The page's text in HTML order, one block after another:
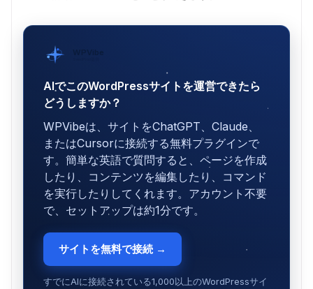
WPVibe
AIでこのWordPressサイトを運営できたら
どうしますか？
WPVibeは、サイトをChatGPT、Claude、
またはCursorに接続する無料プラグインで
す。簡単な英語で質問すると、ページを作成
したり、コンテンツを編集したり、コマンド
を実行したりしてくれます。アカウント不要
で、セットアップは約1分です。
サイトを無料で接続 →
すでにAIに接続されている1,000以上のWordPressサイ